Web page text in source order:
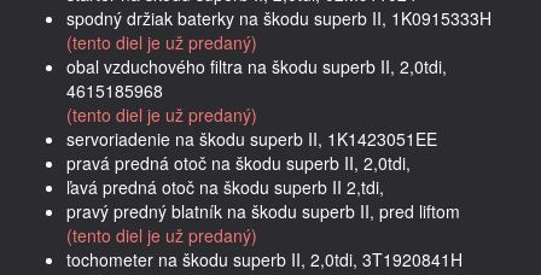
spodný držiak baterky na škodu superb II, 1K0915333H
(tento diel je už predaný)
obal vzduchového filtra na škodu superb II, 2,0tdi,
4615185968
(tento diel je už predaný)
servoriadenie na škodu superb II, 1K1423051EE
pravá predná otoč na škodu superb II, 2,0tdi,
ľavá predná otoč na škodu superb II 2,tdi,
pravý predný blatník na škodu superb II, pred liftom
(tento diel je už predaný)
tochometer na škodu superb II, 2,0tdi, 3T1920841H